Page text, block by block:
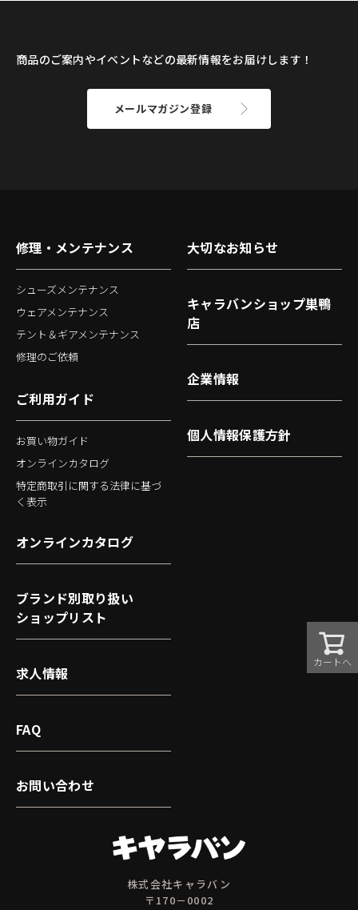
カートへ
商品のご案内やイベントなどの最新情報をお届けします！
メールマガジン登録
株式会社キャラバン
〒170－0002
修理・メンテナンス
シューズメンテナンス
ウェアメンテナンス
テント＆ギアメンテナンス
修理のご依頼
ご利用ガイド
お買い物ガイド
オンラインカタログ
特定商取引に関する法律に基づ
く表示
大切なお知らせ
キャラバンショップ巣鴨
店
企業情報
個人情報保護方針
オンラインカタログ
ブランド別取り扱い
ショップリスト
求人情報
FAQ
お問い合わせ